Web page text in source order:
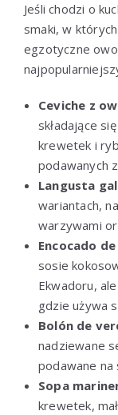
Jeśli chodzi o
smaki, w
egzotyczne
Ceviche z
składające
krewetek i
podawanych
Langusta
wariantach,
warzywami
Encocado
sosie
Ekwadoru,
gdzie używa
Bolón de
nadziewane
podawane na
Sopa
krewetek,